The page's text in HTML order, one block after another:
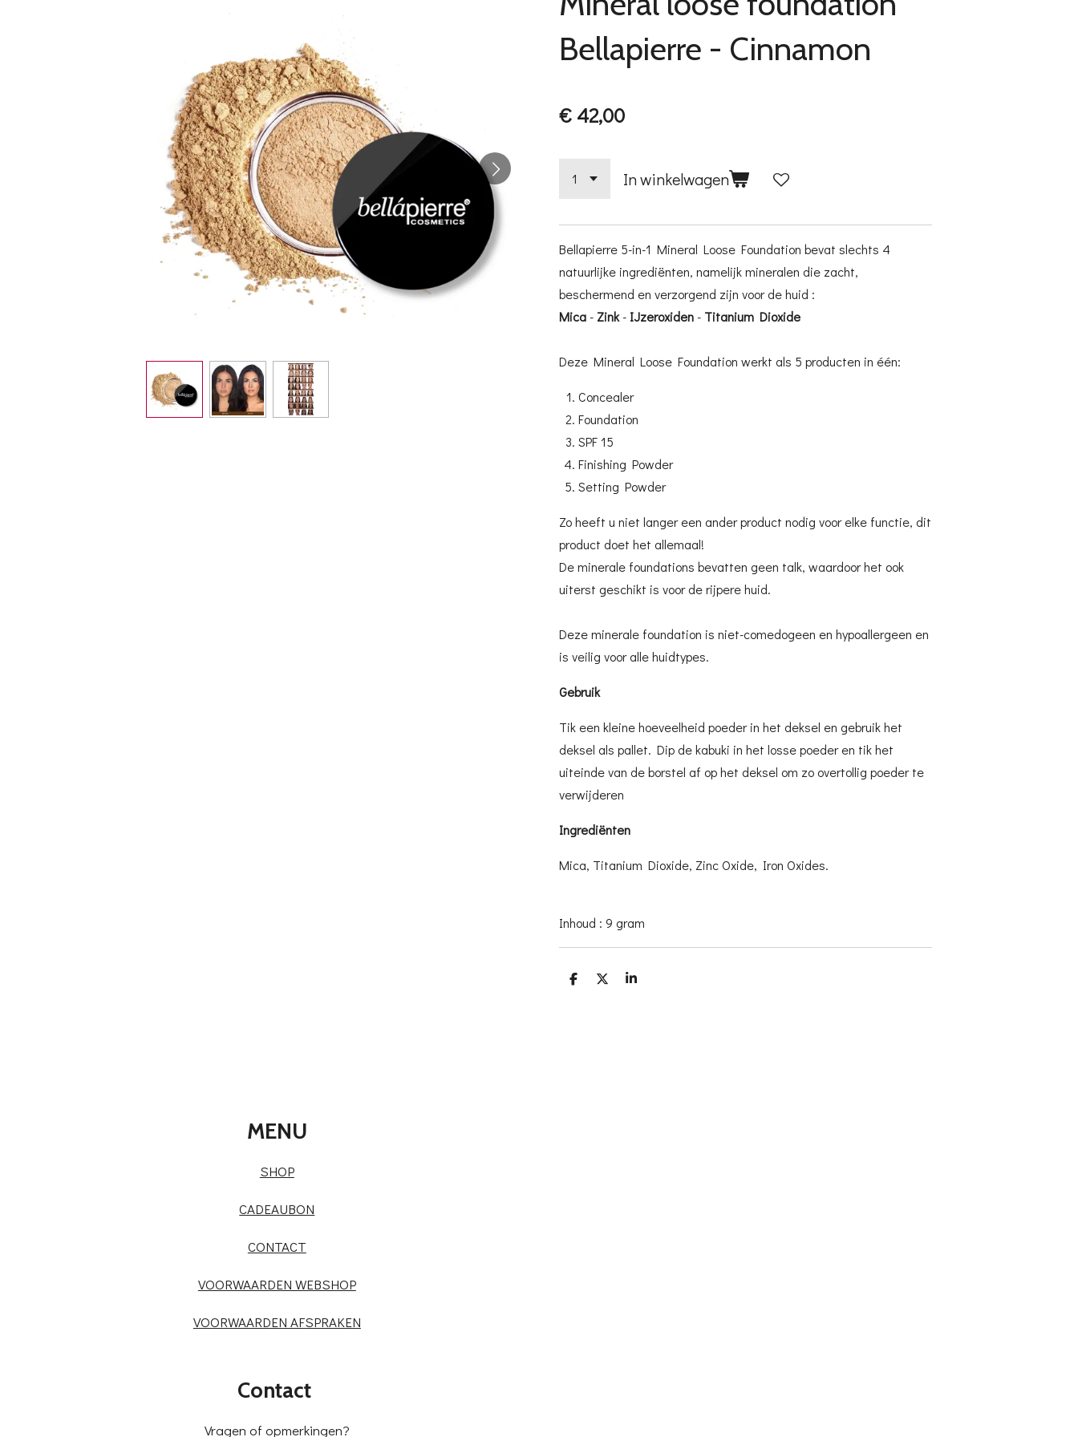
Bellapierre - Cinnamon
€ 42,00
In winkelwagen
Bellapierre 5-in-1 Mineral Loose Foundation bevat slechts 4
natuurlijke ingrediënten, namelijk mineralen die zacht,
beschermend en verzorgend zijn voor de huid :
Mica - Zink- IJzeroxiden - Titanium Dioxide
Deze Mineral Loose Foundation werkt als 5 producten in één:
Concealer
Foundation
SPF 15
Finishing Powder
Setting Powder
Zo heeft u niet langer een ander product nodig voor elke functie, dit
product doet het allemaal!
De minerale foundations bevatten geen talk, waardoor het ook
uiterst geschikt is voor de rijpere huid.
Deze minerale foundation is niet-comedogeen en hypoallergeen en
is veilig voor alle huidtypes.
Gebruik
Tik een kleine hoeveelheid poeder in het deksel en gebruik het
deksel als pallet. Dip de kabuki in het losse poeder en tik het
uiteinde van de borstel af op het deksel om zo overtollig poeder te
verwijderen
Ingrediënten
Mica, Titanium Dioxide, Zinc Oxide, Iron Oxides.
Inhoud : 9 gram
D
D
S
MENU
SHOP
CADEAUBON
CONTACT
VOORWAARDEN WEBSHOP
VOORWAARDEN AFSPRAKEN
Contact
Vragen of opmerkingen?